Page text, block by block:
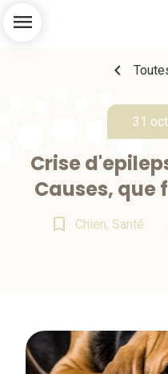
menu
chevron_left
31
Crise
Causes,
bookmark_border Chien, Santé